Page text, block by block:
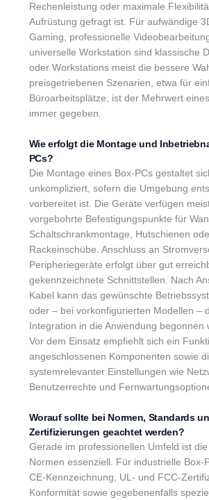
Rechenleistung oder maximale
Aufrüstung gefragt ist. Für aufwändige
Gaming, professionelle
universelle Workstation sind klassische
oder Workstations meist die bessere
preisgetriebenen Szenarien, etwa für
Büroarbeitsplätze, ist der Mehrwert
immer gegeben.
Wie erfolgt die Montage und
PCs?
Die Montage eines Box-PCs gestaltet
unkompliziert, sofern die Umgebung
vorbereitet ist. Die Geräte verfügen
vorgebohrte Befestigungspunkte für
Schaltschrankmontage, Hutschienen
Rackeinschübe. Anschluss an
Peripheriegeräte erfolgt über gut
gekennzeichnete Schnittstellen. Nach
Kabel kann das gewünschte
oder – bei vorkonfigurierten Modellen –
Integration in die Anwendung begonnen
Vor dem Einsatz empfiehlt sich ein
angeschlossenen Komponenten sowie
systemrelevanter Einstellungen wie
Benutzerrechte und
Worauf sollte bei Normen, Standards
Zertifizierungen geachtet werden?
Gerade im professionellen Umfeld ist
Normen essenziell. Für industrielle Box-
CE-Kennzeichnung, UL- und FCC-
Konformität sowie gegebenenfalls